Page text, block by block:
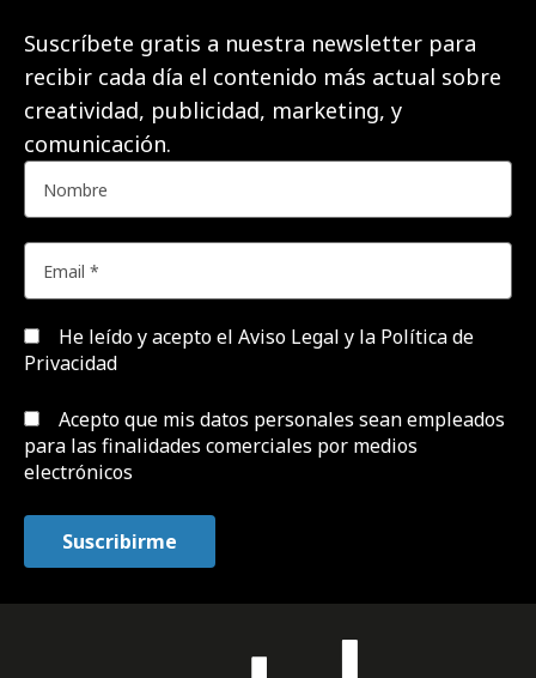
Suscríbete gratis a nuestra newsletter para
recibir cada día el contenido más actual sobre
creatividad, publicidad, marketing, y
comunicación.
He leído y acepto el Aviso Legal y la Política de
Privacidad
Acepto que mis datos personales sean empleados
para las finalidades comerciales por medios
electrónicos